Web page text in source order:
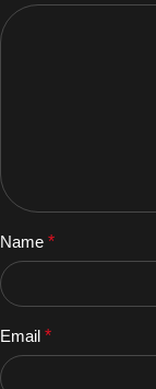
Name *
Email *